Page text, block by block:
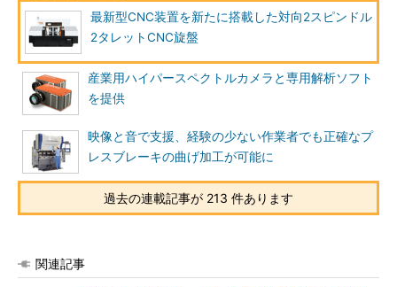
最新型CNC装置を新たに搭載した対向2スピンドル
2タレットCNC旋盤
産業用ハイパースペクトルカメラと専用解析ソフト
を提供
映像と音で支援、経験の少ない作業者でも正確なプ
レスブレーキの曲げ加工が可能に
過去の連載記事が 213 件あります
関連記事